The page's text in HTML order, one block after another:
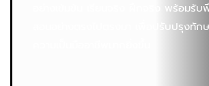
อย่างเข้มข้น เรียนจริง ฝึกจริง พร้อมรั
สอนอย่างตรงไปตรงมา เพื่อปรับปรุงทัก